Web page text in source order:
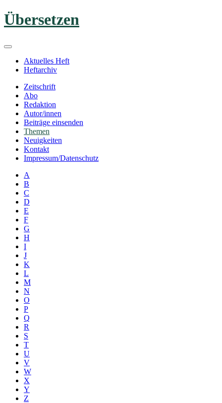
Zum
Inhalt
Übersetzen
Aktuelles Heft
Heftarchiv
Zeitschrift
Abo
Redaktion
Autor/innen
Beiträge einsenden
Themen
Neuigkeiten
Kontakt
Impressum/Datenschutz
A
B
C
D
E
F
G
H
I
J
K
L
M
N
O
P
Q
R
S
T
U
V
W
X
Y
Z